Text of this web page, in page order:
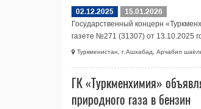
02.12.2025
15.01.2026
Государственный концерн
газете №271 (31307) от 13.10.2025
Туркменистан, г.Ашхабад, Арчабил
ГК «Туркменхимия»
природного газа в бензин